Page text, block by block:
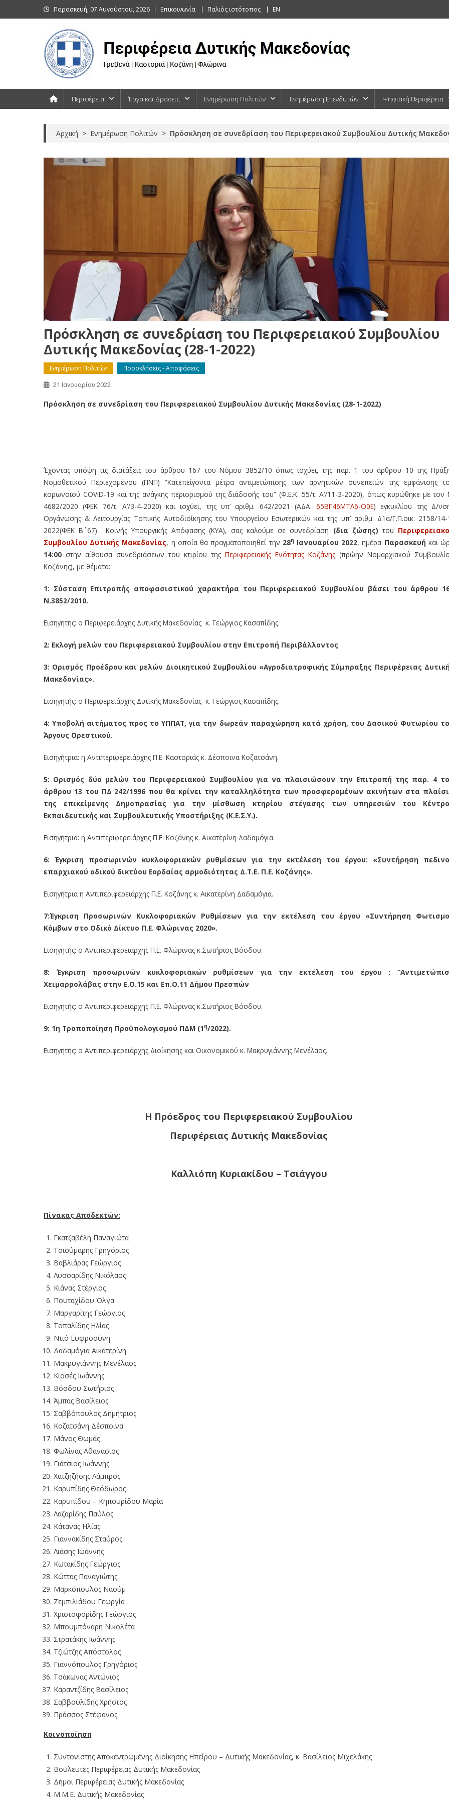
to
Παρασκευή, 07 Αυγούστου, 2026 Επικοινωνία Παλιός ιστότοπος EN
Περιφέρεια Έργα και Δράσεις Ενημέρωση Πολιτών Ενημέρωση Επενδυτών Ψηφιακή Περιφέρεια
Αρχική > Ενημέρωση Πολιτών > Πρόσκληση σε συνεδρίαση του Περιφερειακού Συμβουλίου Δυτικής
Πρόσκληση σε συνεδρίαση του Περιφερειακού Συμβουλίου
Δυτικής Μακεδονίας (28-1-2022)
Ενημέρωση Πολιτών Προσκλήσεις - Αποφάσεις
21 Ιανουαρίου 2022
Πρόσκληση σε συνεδρίαση του Περιφερειακού Συμβουλίου Δυτικής Μακεδονίας (28-1-2022)
Έχοντας υπόψη τις διατάξεις του άρθρου 167 του Νόμου 3852/10 όπως ισχύει, της παρ. 1 του άρθρου 10 της
Νομοθετικού Περιεχομένου (ΠΝΠ) “Κατεπείγοντα μέτρα αντιμετώπισης των αρνητικών συνεπειών της εμφάνισης
κορωνοϊού COVID-19 και της ανάγκης περιορισμού της διάδοσής του” (Φ.Ε.Κ. 55/τ. Α’/11-3-2020), όπως κυρώθηκε με τον
4682/2020 (ΦΕΚ 76/τ. Α’/3-4-2020) και ισχύει, της υπ’ αριθμ. 642/2021 (ΑΔΑ:65ΒΓ46ΜΤΛ6-Ο0Ε) εγκυκλίου της Δ/
Οργάνωσης & Λειτουργίας Τοπικής Αυτοδιοίκησης του Υπουργείου Εσωτερικών και της υπ’ αριθμ. Δ1α/Γ.Π.οικ. 2158/14-
2022(ΦΕΚ Β΄ 67) Κοινής Υπουργικής Απόφασης (ΚΥΑ), σας καλούμε σε συνεδρίαση (δια ζώσης) του
Συμβουλίου Δυτικής Μακεδονίας, η οποία θα πραγματοποιηθεί την 28η Ιανουαρίου 2022, ημέρα Παρασκευή και
14:00 στην αίθουσα συνεδριάσεων του κτιρίου της Περιφερειακής Ενότητας Κοζάνης (πρώην Νομαρχιακού
Κοζάνης), με θέματα:
1: Σύσταση Επιτροπής αποφασιστικού χαρακτήρα του Περιφερειακού Συμβουλίου βάσει του άρθρου
Ν.3852/2010.
Εισηγητής: ο Περιφερειάρχης Δυτικής Μακεδονίας κ. Γεώργιος Κασαπίδης.
2: Εκλογή μελών του Περιφερειακού Συμβουλίου στην Επιτροπή Περιβάλλοντος
3: Ορισμός Προέδρου και μελών Διοικητικού Συμβουλίου «Αγροδιατροφικής Σύμπραξης Περιφέρειας
Μακεδονίας».
Εισηγητής: ο Περιφερειάρχης Δυτικής Μακεδονίας κ. Γεώργιος Κασαπίδης.
4: Υποβολή αιτήματος προς το ΥΠΠΑΤ, για την δωρεάν παραχώρηση κατά χρήση, του Δασικού Φυτωρίου
Άργους Ορεστικού.
Εισηγήτρια: η Αντιπεριφερειάρχης Π.Ε. Καστοριάς κ. Δέσποινα Κοζατσάνη.
5: Ορισμός δύο μελών του Περιφερειακού Συμβουλίου για να πλαισιώσουν την Επιτροπή της παρ. 4
άρθρου 13 του ΠΔ 242/1996 που θα κρίνει την καταλληλότητα των προσφερομένων ακινήτων στα
της επικείμενης Δημοπρασίας για την μίσθωση κτηρίου στέγασης των υπηρεσιών του
Εκπαιδευτικής και Συμβουλευτικής Υποστήριξης (Κ.Ε.Σ.Υ.).
Εισηγήτρια: η Αντιπεριφερειάρχης Π.Ε. Κοζάνης κ. Αικατερίνη Δαδαμόγια.
6: Έγκριση προσωρινών κυκλοφοριακών ρυθμίσεων για την εκτέλεση του έργου: «Συντήρηση
επαρχιακού οδικού δικτύου Εορδαίας αρμοδιότητας Δ.Τ.Ε. Π.Ε. Κοζάνης».
Εισηγήτρια η Αντιπεριφερειάρχης Π.Ε. Κοζάνης κ. Αικατερίνη Δαδαμόγια.
7:Έγκριση Προσωρινών Κυκλοφοριακών Ρυθμίσεων για την εκτέλεση του έργου «Συντήρηση
Κόμβων στο Οδικό Δίκτυο Π.Ε. Φλώρινας 2020».
Εισηγητής: ο Αντιπεριφερειάρχης Π.Ε. Φλώρινας κ.Σωτήριος Βόσδου.
8: Έγκριση προσωρινών κυκλοφοριακών ρυθμίσεων για την εκτέλεση του έργου :
Χειμαρρολάβας στην Ε.Ο.15 και Επ.Ο.11 Δήμου Πρεσπών
Εισηγητής: ο Αντιπεριφερειάρχης Π.Ε. Φλώρινας κ.Σωτήριος Βόσδου.
9: 1η Τροποποίηση Προϋπολογισμού ΠΔΜ (1 η/2022).
Εισηγητής: ο Αντιπεριφερειάρχης Διοίκησης και Οικονομικού κ. Μακρυγιάννης Μενέλαος.
Η Πρόεδρος του Περιφερειακού Συμβουλίου
Περιφέρειας Δυτικής Μακεδονίας
Καλλιόπη Κυριακίδου – Τσιάγγου
Πίνακας Αποδεκτών:
Γκατζαβέλη Παναγιώτα
Τσιούμαρης Γρηγόριος
Βαβλιάρας Γεώργιος
Λυσσαρίδης Νικόλαος
Κιάνας Στέργιος
Πουταχίδου Όλγα
Μαργαρίτης Γεώργιος
Τοπαλίδης Ηλίας
Ντιό Ευφροσύνη
Δαδαμόγια Αικατερίνη
Μακρυγιάννης Μενέλαος
Κιοσές Ιωάννης
Βόσδου Σωτήριος
Άμπας Βασίλειος
Σαββόπουλος Δημήτριος
Κοζατσάνη Δέσποινα
Μάνος Θωμάς
Φωλίνας Αθανάσιος
Γιάτσιος Ιωάννης
Χατζηζήσης Λάμπρος
Καρυπίδης Θεόδωρος
Καρυπίδου – Κηπουρίδου Μαρία
Λαζαρίδης Παύλος
Κάτανας Ηλίας
Γιαννακίδης Σταύρος
Λιάσης Ιωάννης
Κωτακίδης Γεώργιος
Κώττας Παναγιώτης
Μαρκόπουλος Ναούμ
Ζεμπιλιάδου Γεωργία
Χριστοφορίδης Γεώργιος
Μπουμπόναρη Νικολέτα
Στρατάκης Ιωάννης
Τζιώτζης Απόστολος
Γιαννόπουλος Γρηγόριος
Τσάκωνας Αντώνιος
Καραντζίδης Βασίλειος
Σαββουλίδης Χρήστος
Πράσσος Στέφανος
Κοινοποίηση
Συντονιστής Αποκεντρωμένης Διοίκησης Ηπείρου – Δυτικής Μακεδονίας, κ. Βασίλειος Μιχελάκης
Βουλευτές Περιφέρειας Δυτικής Μακεδονίας
Δήμοι Περιφέρειας Δυτικής Μακεδονίας
Μ.Μ.Ε. Δυτικής Μακεδονίας